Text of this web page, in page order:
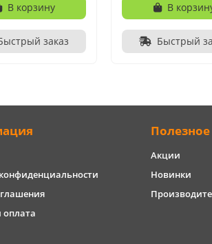
В корзину
заказ
В
Быстрый
оплата
Полезное
Акции
Новинки